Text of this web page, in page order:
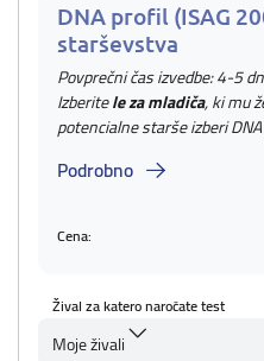
DNA profil (ISAG
starševstva
Povprečni čas izvedbe: 4-5
Izberitele za mladiča, ki mu
potencialne starše izberi
Podrobno
Cena:
Žival za katero naročate test
Moje živali